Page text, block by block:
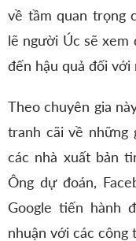
về tầm quan trọng
lẽ người Úc sẽ xem
đến hậu quả đối với
Theo chuyên gia
tranh cãi về những
các nhà xuất bản
Ông dự đoán,
Google tiến hành
nhuận với các công